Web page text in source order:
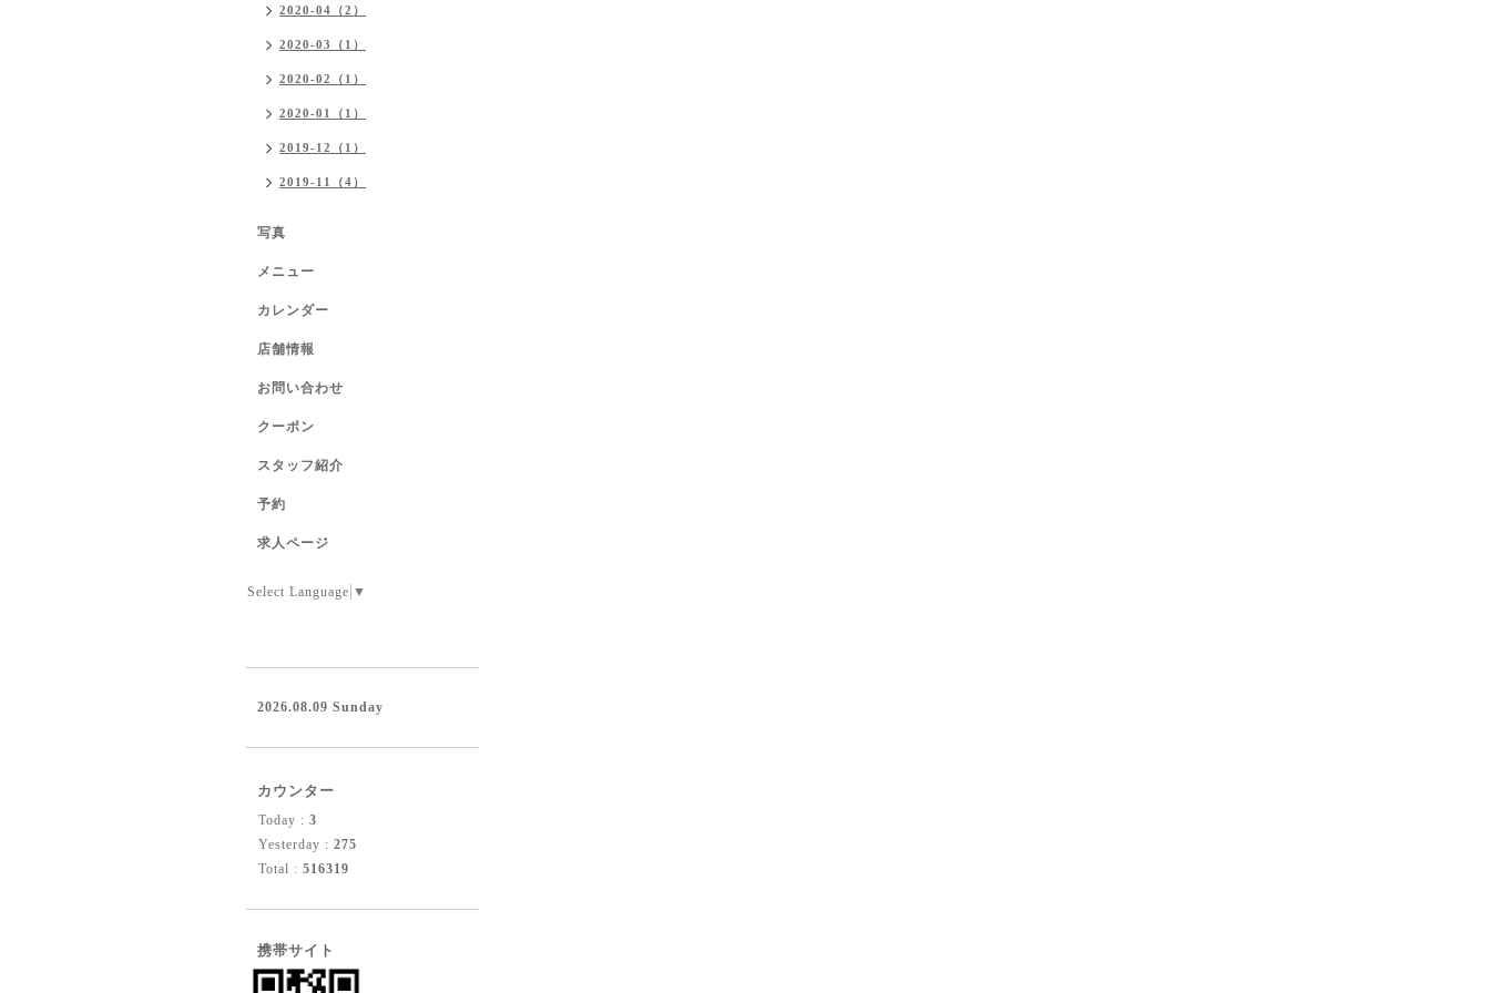
2020-04（2）
2020-03（1）
2020-02（1）
2020-01（1）
2019-12（1）
2019-11（4）
写真
メニュー
カレンダー
店舗情報
お問い合わせ
クーポン
スタッフ紹介
予約
求人ページ
Select Language ▼
2026.08.09 Sunday
カウンター
Today : 3
Yesterday : 275
Total : 516319
携帯サイト